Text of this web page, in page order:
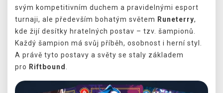
svým kompetitivním duchem a pravidelnými esport
turnaji, ale především bohatým světem Runeterry,
kde žijí desítky hratelných postav – tzv. šampionů.
Každý šampion má svůj příběh, osobnost i herní styl.
A právě tyto postavy a světy se staly základem
pro Riftbound